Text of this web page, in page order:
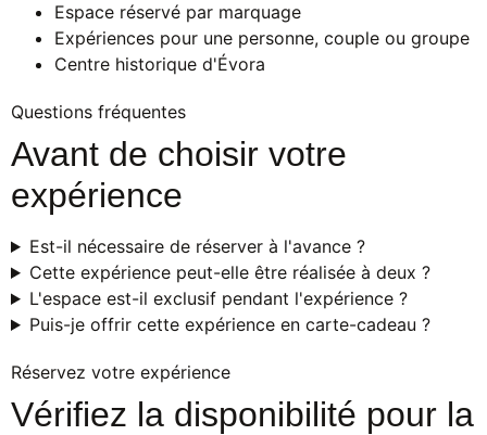
Espace réservé par marquage
Expériences pour une personne, couple ou groupe
Centre historique d'Évora
Questions fréquentes
Avant de choisir votre
expérience
Est-il nécessaire de réserver à l'avance ?
Cette expérience peut-elle être réalisée à deux ?
L'espace est-il exclusif pendant l'expérience ?
Puis-je offrir cette expérience en carte-cadeau ?
Réservez votre expérience
Vérifiez la disponibilité pour la